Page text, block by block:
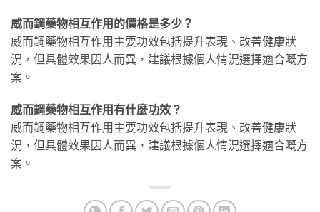
威而鋼藥物相互作用的價格是多少？
威而鋼藥物相互作用主要功效包括提升表現、改善健康狀
況，但具體效果因人而異，建議根據個人情況選擇適合嘅方
案。
威而鋼藥物相互作用有什麼功效？
威而鋼藥物相互作用主要功效包括提升表現、改善健康狀
況，但具體效果因人而異，建議根據個人情況選擇適合嘅方
案。